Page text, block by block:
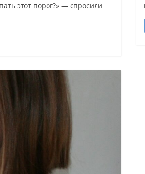
этот порог?» — спросили